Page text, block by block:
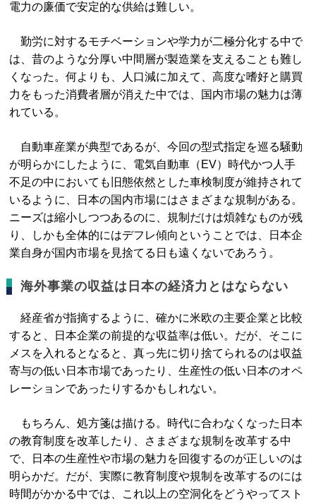
電力の廉価で安定的な供給は難しい。
勤労に対するモチベーションや学力が二極分化する中で
は、昔のような分厚い中間層が製造業を支えることも難し
くなった。何よりも、人口減に加えて、高度な嗜好と購買
力をもった消費者層が消えた中では、国内市場の魅力は薄
れている。
自動車産業が典型であるが、今回の型式指定を巡る騒動
が明らかにしたように、電気自動車（EV）時代かつ人手
不足の中においても旧態依然とした車検制度が維持されて
いるように、日本の国内市場にはさまざまな規制がある。
ニーズは縮小しつつあるのに、規制だけは煩雑なものが残
り、しかも全体的にはデフレ傾向ということでは、日本企
業自身が国内市場を見捨てる日も遠くないであろう。
海外事業の収益は日本の経済力とはならない
経産省が指摘するように、確かに米欧の主要企業と比較
すると、日本企業の前提的な収益率は低い。だが、そこに
メスを入れるとなると、真っ先に切り捨てられるのは収益
寄与の低い日本市場であったり、生産性の低い日本のオペ
レーションであったりするかもしれない。
もちろん、処方箋は描ける。時代に合わなくなった日本
の教育制度を改革したり、さまざまな規制を改革する中
で、日本の生産性や市場の魅力を回復するのが正しいのは
明らかだ。だが、実際に教育制度や規制を改革するのには
時間がかかる中では、これ以上の空洞化をどうやってスト